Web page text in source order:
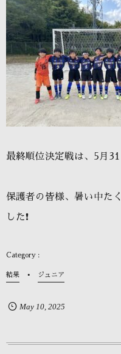
最終順位決定戦は、5月31
保護者の皆様、暑い中た
した❗️
結果 ジュニア
May 10, 2025